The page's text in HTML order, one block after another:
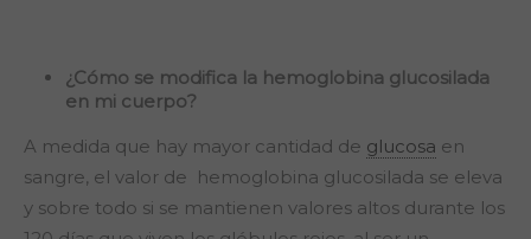
¿Cómo se modifica la hemoglobina glucosilada
en mi cuerpo?
A medida que hay mayor cantidad de glucosa en
sangre, el valor de hemoglobina glucosilada se eleva
y sobre todo si se mantienen valores altos durante los